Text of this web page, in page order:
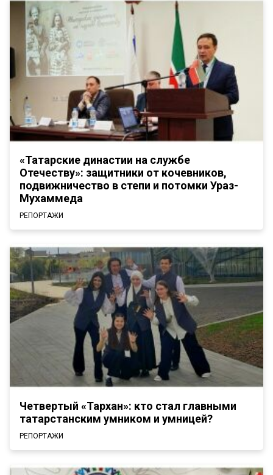
«Татарские династии на службе
Отечеству»: защитники от кочевников,
подвижничество в степи и потомки Ураз-
Мухаммеда
РЕПОРТАЖИ
Четвертый «Тархан»: кто стал главными
татарстанским умником и умницей?
РЕПОРТАЖИ